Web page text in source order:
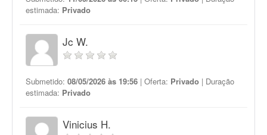
estimada: Privado
Jc W.
Submetido: 08/05/2026 às 19:56 | Oferta: Privado | Duração
estimada: Privado
Vinicius H.